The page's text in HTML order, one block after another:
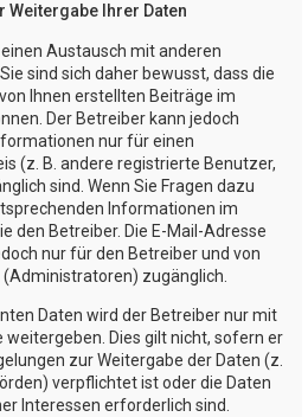
Weitergabe Ihrer Daten
Austausch mit anderen
sind sich daher bewusst, dass die
Ihnen erstellten Beiträge im
Der Betreiber kann jedoch
nur für einen
(z. B. andere registrierte Benutzer,
sind. Wenn Sie Fragen dazu
Informationen im
den Betreiber. Die E-Mail-Adresse
nur für den Betreiber und von
zugänglich.
Daten wird der Betreiber nur mit
weitergeben. Dies gilt nicht, sofern er
zur Weitergabe der Daten (z.
verpflichtet ist oder die Daten
Interessen erforderlich sind.